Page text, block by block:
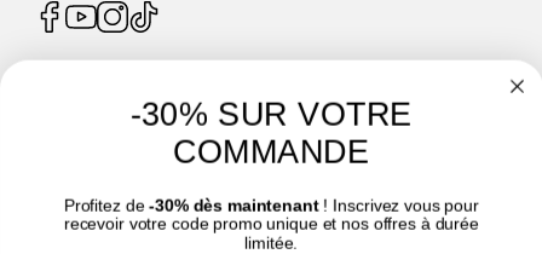
4.7/5
-30% SUR VOTRE
COMMANDE
Profitez de -30% dès maintenant! Inscrivez vous pour
recevoir votre code promo unique et nos offres à durée
limitée.